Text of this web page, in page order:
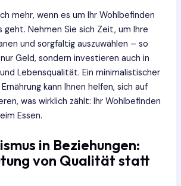
mehr, wenn es um Ihr Wohlbefinden
geht. Nehmen Sie sich Zeit, um Ihre
und sorgfältig auszuwählen – so
Geld, sondern investieren auch in
Lebensqualität. Ein minimalistischer
kann Ihnen helfen, sich auf
was wirklich zählt: Ihr Wohlbefinden
Essen.
in Beziehungen:
von Qualität statt